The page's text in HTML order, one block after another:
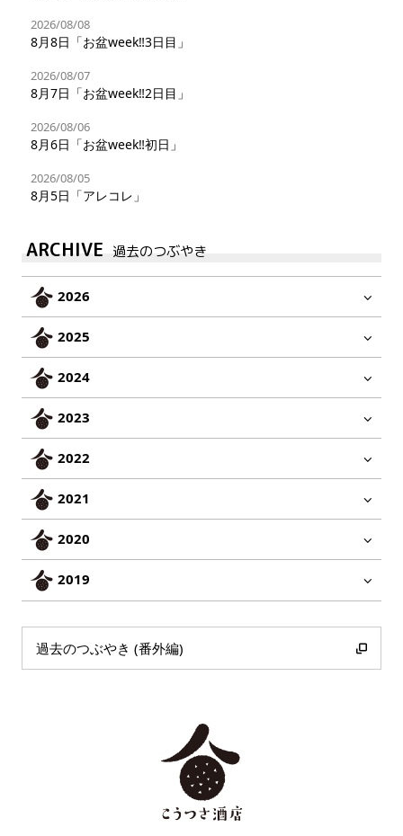
2026/08/08
8月8日「お盆week‼︎3日目」
2026/08/07
8月7日「お盆week‼︎2日目」
2026/08/06
8月6日「お盆week‼︎初日」
2026/08/05
8月5日「アレコレ」
ARCHIVE 過去のつぶやき
2026
2025
2024
2023
2022
2021
2020
2019
過去のつぶやき (番外編)